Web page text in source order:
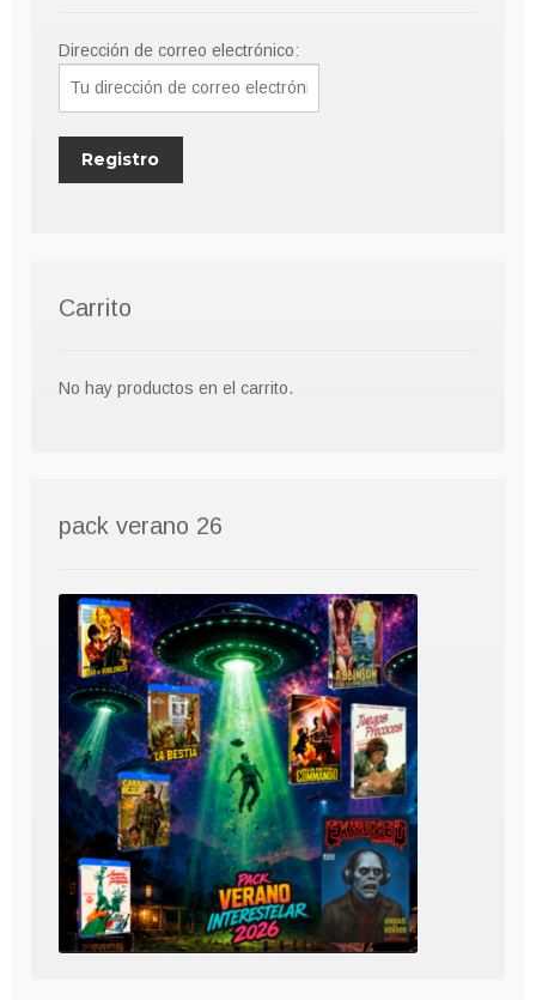
Dirección de correo electrónico:
Carrito
No hay productos en el carrito.
pack verano 26